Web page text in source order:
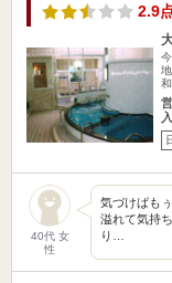
2.9
40代 女
性
気づけばも
溢れて気持
り…